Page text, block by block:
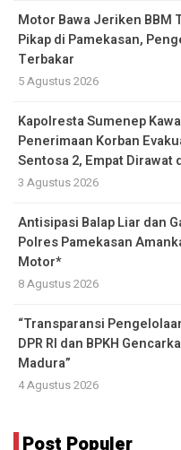
Motor Bawa Jeriken BBM
Pikap di Pamekasan,
Terbakar
5 Agustus 2026
Kapolresta Sumenep
Penerimaan Korban
Sentosa 2, Empat Dirawat
3 Agustus 2026
Antisipasi Balap Liar dan
Polres Pamekasan
Motor*
8 Agustus 2026
“Transparansi
DPR RI dan BPKH
Madura”
4 Agustus 2026
Post Populer